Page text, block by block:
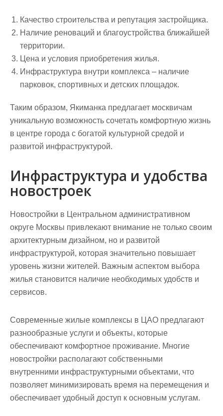
Качество строительства и репутация застройщика.
Наличие реноваций и благоустройства ближайшей
территории.
Цена и условия приобретения жилья.
Инфраструктура внутри комплекса – наличие
парковок, спортивных и детских площадок.
Таким образом, Якиманка предлагает москвичам
уникальную возможность сочетать комфортную жизнь
в центре города с богатой культурной средой и
развитой инфраструктурой.
Инфраструктура и удобства
новостроек
Новостройки в Центральном административном
округе Москвы привлекают внимание не только своим
архитектурным дизайном, но и развитой
инфраструктурой, которая значительно повышает
уровень жизни жителей. Важным аспектом выбора
жилья становится наличие необходимых удобств и
сервисов.
Современные жилые комплексы в ЦАО предлагают
разнообразные услуги и объекты, которые
обеспечивают комфортное проживание. Многие
новостройки располагают собственными
внутренними инфраструктурными объектами, что
позволяет минимизировать время на перемещения и
обеспечивает удобный доступ к основным услугам.